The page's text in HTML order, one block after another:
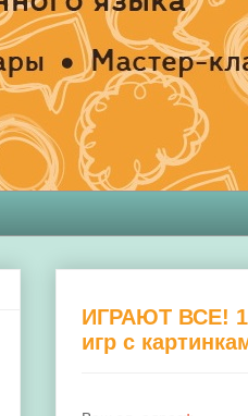
ИГРАЮТ ВСЕ!
игр с